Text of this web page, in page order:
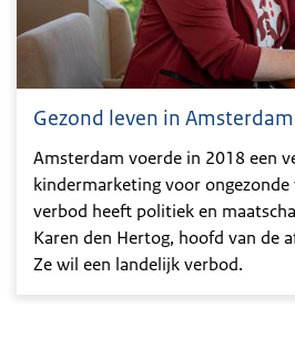
Gezond leven in Amsterdam
Amsterdam voerde in 2018 een
kindermarketing voor ongezonde
verbod heeft politiek en
Karen den Hertog, hoofd van de
Ze wil een landelijk verbod.